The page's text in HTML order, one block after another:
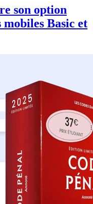
son option
Basic et